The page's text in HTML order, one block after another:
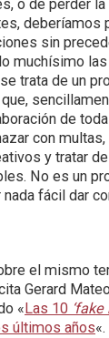
o de perder
deberíamos
sin
muchísimo
trata de un
de
con
y tratar
No es un
fácil dar
el mismo
Gerard
« Las 10 ‘fake
últimos años«.